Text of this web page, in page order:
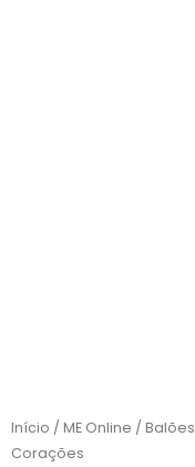
Início / ME Online / Balões
Corações